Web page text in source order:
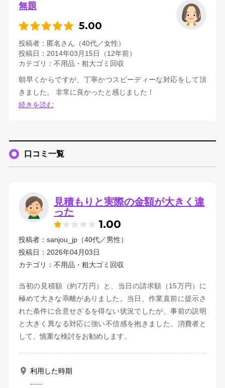
無題
5.00
投稿者
匿名さん（40代／女性）
投稿日
2014年03月15日（12年前）
カテゴリ
不用品・粗大ゴミ回収
朝早くからですが、丁寧かつスピーディーな対応をして頂
きました。 非常に良かったと感じました！
続きを読む
口コミ一覧
見積もりと実際の金額が大きく違
った
1.00
投稿者：sanjou_jp（40代／男性）
投稿日：2026年04月03日
カテゴリ：不用品・粗大ゴミ回収
当初の見積額（約7万円）と、当日の請求額（15万円）に
極めて大きな乖離がありました。当日、作業直前に提示さ
れた条件に合意せざるを得ない状況でしたが、事前の説明
と大きく異なる対応に強い不信感を抱きました。消費者と
して、慎重な検討をお勧めします。
利用した時期
-----